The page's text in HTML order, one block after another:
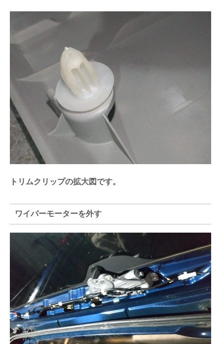
トリムクリップの拡大図です。
ワイパーモーターを外す